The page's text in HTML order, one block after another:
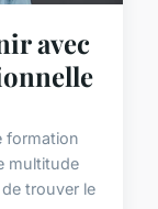
avec
formation
multitude
trouver le